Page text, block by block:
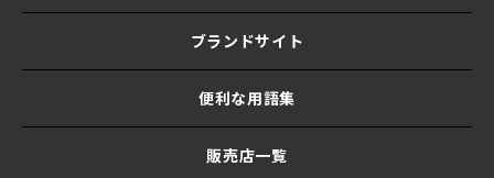
ブランドサイト
便利な用語集
販売店一覧